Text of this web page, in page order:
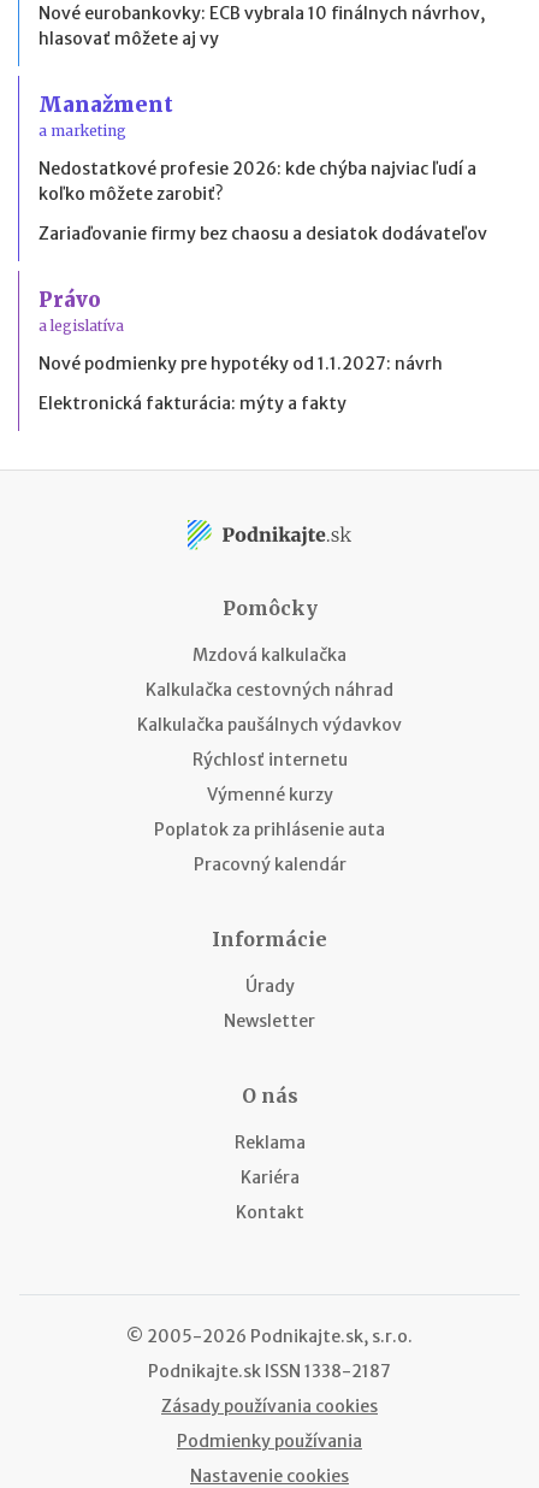
Nové eurobankovky: ECB vybrala 10 finálnych návrhov,
hlasovať môžete aj vy
Manažment
a marketing
Nedostatkové profesie 2026: kde chýba najviac ľudí a
koľko môžete zarobiť?
Zariaďovanie firmy bez chaosu a desiatok dodávateľov
Právo
a legislatíva
Nové podmienky pre hypotéky od 1.1.2027: návrh
Elektronická fakturácia: mýty a fakty
Pomôcky
Mzdová kalkulačka
Kalkulačka cestovných náhrad
Kalkulačka paušálnych výdavkov
Rýchlosť internetu
Výmenné kurzy
Poplatok za prihlásenie auta
Pracovný kalendár
Informácie
Úrady
Newsletter
O nás
Reklama
Kariéra
Kontakt
© 2005-2026 Podnikajte.sk, s.r.o.
Podnikajte.sk ISSN 1338-2187
Zásady používania cookies
Podmienky používania
Nastavenie cookies